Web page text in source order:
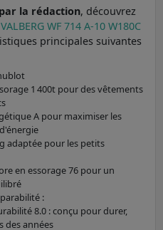
la rédaction, découvrez
WF 714 A-10 W180C
principales suivantes
1 400t pour des vêtements
A pour maximiser les
adaptée pour les petits
en essorage 76 pour un
:
8.0 : conçu pour durer,
des années